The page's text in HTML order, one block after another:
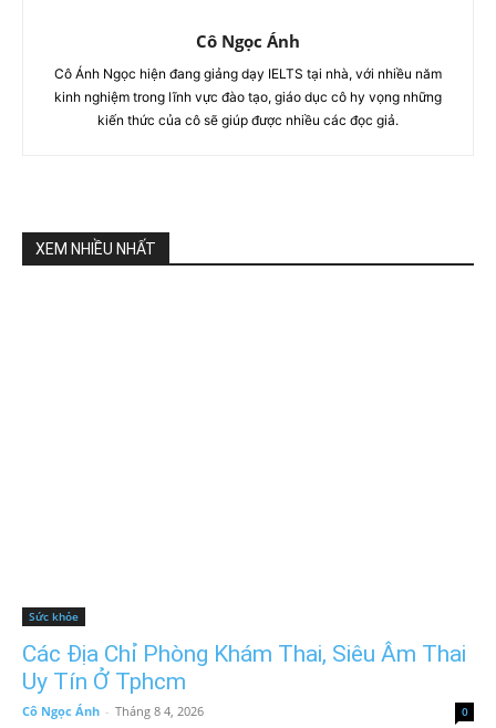
Cô Ngọc Ánh
Cô Ánh Ngọc hiện đang giảng dạy IELTS tại nhà, với nhiều năm
kinh nghiệm trong lĩnh vực đào tạo, giáo dục cô hy vọng những
kiến thức của cô sẽ giúp được nhiều các đọc giả.
XEM NHIỀU NHẤT
Sức khỏe
Các Địa Chỉ Phòng Khám Thai, Siêu Âm Thai
Uy Tín Ở Tphcm
Cô Ngọc Ánh - Tháng 8 4, 2026 0